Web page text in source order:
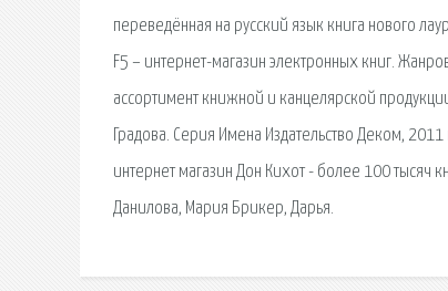
переведённая на русский язык книга нового
F5 – интернет-магазин электронных книг.
ассортимент книжной и канцелярской
Градова. Серия Имена Издательство Деком,
интернет магазин Дон Кихот - более 100 тысяч
Данилова, Мария Брикер, Дарья.